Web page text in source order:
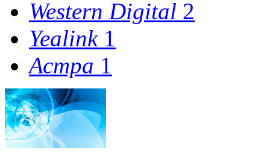
Western Digital 2
Yealink 1
Астра 1